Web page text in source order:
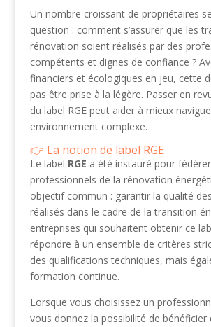
Un nombre croissant de propriétaires
question : comment s’assurer que les
rénovation soient réalisés par des
compétents et dignes de confiance ?
financiers et écologiques en jeu, cette
pas être prise à la légère. Passer en
du label RGE peut aider à mieux
environnement complexe.
La notion de label RGE
Le label RGE a été instauré pour
professionnels de la rénovation
objectif commun : garantir la qualité
réalisés dans le cadre de la transition
entreprises qui souhaitent obtenir ce
répondre à un ensemble de critères
des qualifications techniques, mais
formation continue.
Lorsque vous choisissez un
vous donnez la possibilité de bénéficier